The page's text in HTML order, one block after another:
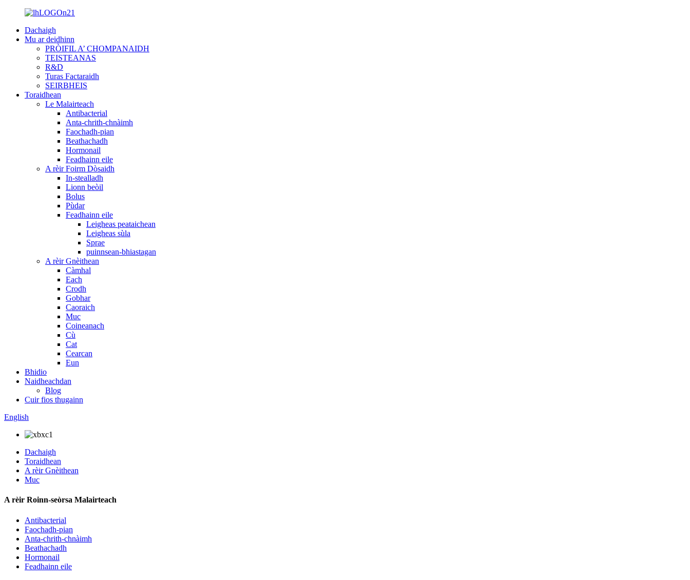
Dachaigh
Mu ar deidhinn
PRÒIFIL A’ CHOMPANAIDH
TEISTEANAS
R&D
Turas Factaraidh
SEIRBHEIS
Toraidhean
Le Malairteach
Antibacterial
Anta-chrith-chnàimh
Faochadh-pian
Beathachadh
Hormonail
Feadhainn eile
A rèir Foirm Dòsaidh
In-stealladh
Lionn beòil
Bolus
Pùdar
Feadhainn eile
Leigheas peataichean
Leigheas sùla
Sprae
puinnsean-bhiastagan
A rèir Gnèithean
Càmhal
Each
Crodh
Gobhar
Caoraich
Muc
Coineanach
Cù
Cat
Cearcan
Eun
Bhidio
Naidheachdan
Blog
Cuir fios thugainn
English
Dachaigh
Toraidhean
A rèir Gnèithean
Muc
A rèir Roinn-seòrsa Malairteach
Antibacterial
Faochadh-pian
Anta-chrith-chnàimh
Beathachadh
Hormonail
Feadhainn eile